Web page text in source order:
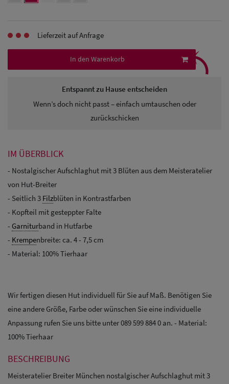
Schutz Caps
Herren
Sonnenschilder
Snapback Caps
Lieferzeit auf Anfrage
In den Warenkorb
Entspannt zu Hause entscheiden
Wenn’s doch nicht passt – einfach umtauschen oder
zurückschicken
⤹
IM ÜBERBLICK
- Nostalgischer Aufschlaghut mit 3 Blüten aus dem Meisteratelier
von Hut-Breiter
- Seitlich 3 Filzblüten in Kontrastfarben
- Kopfteil mit gesteppter Falte
- Garniturband in Hutfarbe
- Krempenbreite: ca. 4 - 7,5 cm
- Material: 100% Tierhaar
Wir fertigen diesen Hut individuell für Sie auf Maß. Benötigen Sie
eine andere Größe, Farbe oder wünschen Sie eine individuelle
Anpassung rufen Sie uns bitte unter 089 599 884 0 an. - Material:
100% Tierhaar
BESCHREIBUNG
Meisteratelier Breiter München nostalgischer Aufschlaghut mit 3